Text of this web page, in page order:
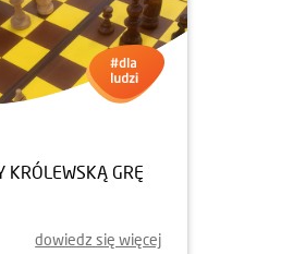
KRÓLEWSKĄ GRĘ
dowiedz się więcej